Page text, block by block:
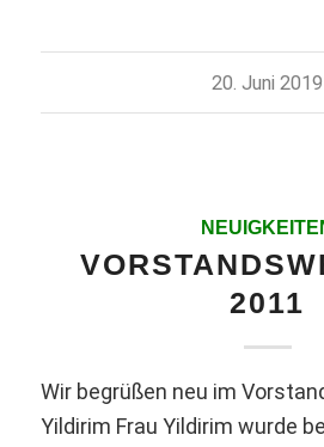
20. Juni 2019
2011
Wir begrüßen neu im
Yildirim Frau Yildirim wurde